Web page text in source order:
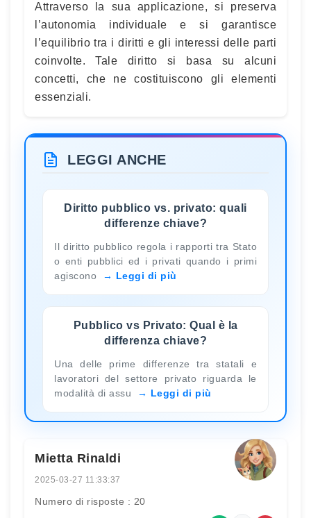
Attraverso la sua applicazione, si preserva
l’autonomia individuale e si garantisce
l’equilibrio tra i diritti e gli interessi delle parti
coinvolte. Tale diritto si basa su alcuni
concetti, che ne costituiscono gli elementi
essenziali.
LEGGI ANCHE
Diritto pubblico vs. privato: quali
differenze chiave?
Il diritto pubblico regola i rapporti tra Stato
o enti pubblici ed i privati quando i primi
agiscono
Leggi di più
Pubblico vs Privato: Qual è la
differenza chiave?
Una delle prime differenze tra statali e
lavoratori del settore privato riguarda le
modalità di assu
Leggi di più
Mietta Rinaldi
2025-03-27 11:33:37
Numero di risposte : 20